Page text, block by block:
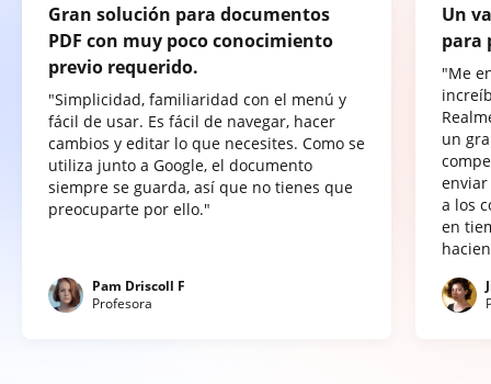
Gran solución para documentos
PDF con muy poco conocimiento
previo requerido.
"Simplicidad, familiaridad con el menú y
fácil de usar. Es fácil de navegar, hacer
cambios y editar lo que necesites. Como se
utiliza junto a Google, el documento
siempre se guarda, así que no tienes que
preocuparte por ello."
Pam Driscoll F
Profesora
Un
para
"Me
un
a los
en